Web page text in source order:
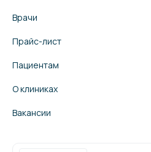
Врачи
Прайс-лист
Пациентам
О клиниках
Вакансии